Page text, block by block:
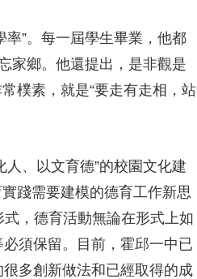
”。每一屆學生畢業，他都
家鄉。他還提出，是非觀是
樸素，就是“要走有走相，站
、以文育德”的校園文化建
踐需要建模的德育工作新思
，德育活動無論在形式上如
須保留。目前，霍邱一中已
多創新做法和已經取得的成